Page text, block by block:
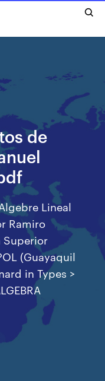
de
Lineal
Ramiro
Superior
(Guayaquil
in Types >